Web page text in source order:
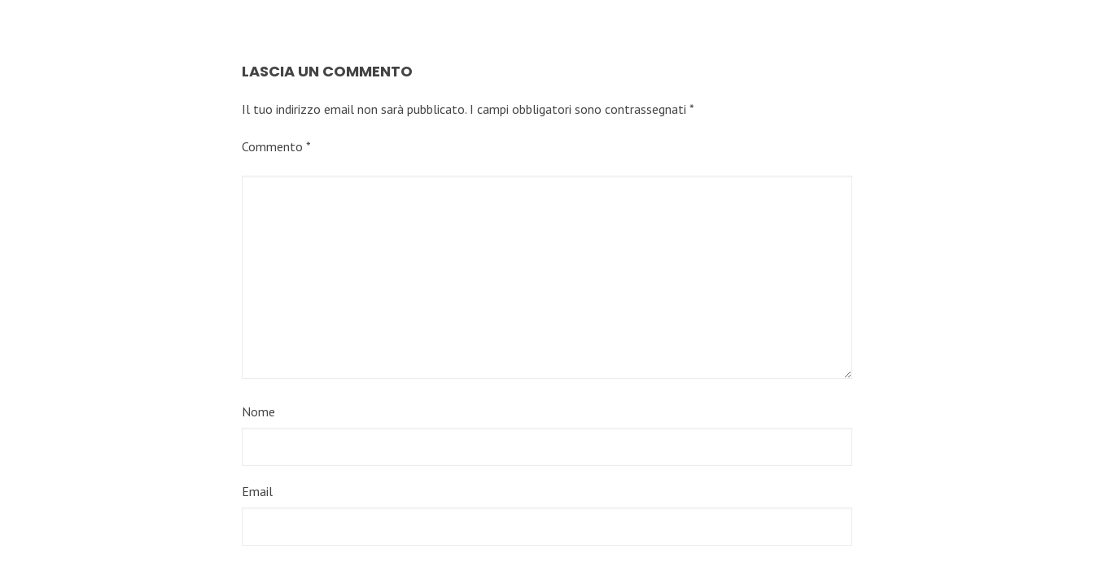
LASCIA UN COMMENTO
Il tuo indirizzo email non sarà pubblicato. I campi obbligatori sono contrassegnati *
Commento *
Nome
Email